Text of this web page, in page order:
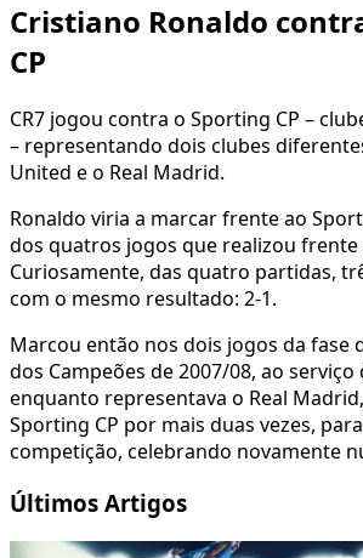
Cristiano Ronaldo
CP
CR7 jogou contra o Sporting CP –
– representando dois clubes
United e o Real Madrid.
Ronaldo viria a marcar frente ao
dos quatros jogos que realizou frente
Curiosamente, das quatro partidas,
com o mesmo resultado: 2-1.
Marcou então nos dois jogos da fase
dos Campeões de 2007/08, ao serviço
enquanto representava o Real
Sporting CP por mais duas vezes,
competição, celebrando novamente
Últimos Artigos